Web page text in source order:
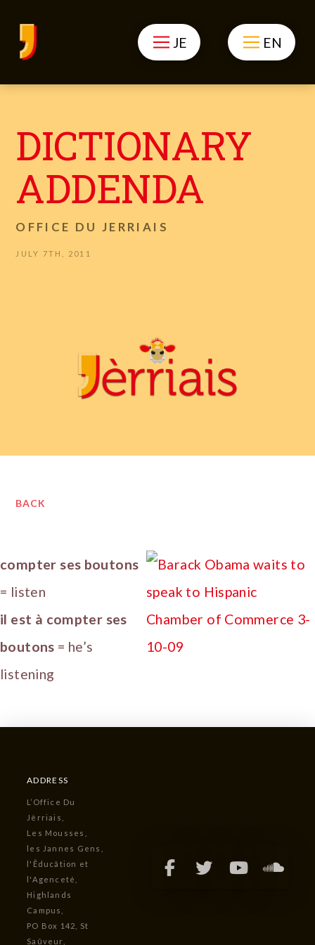
JE EN
DICTIONARY
ADDENDA
OFFICE DU JERRIAIS
JULY 7TH, 2011
BACK
compter ses boutons
= listen
il est à compter ses
boutons = he’s
listening
ADDRESS
L’Office Du
Jèrriais,
Les Mousses,
les Jannes Gens,
l'Êducâtion et
l'Agenceté,
Highlands
Campus,
PO Box 142, St
Saûveur,